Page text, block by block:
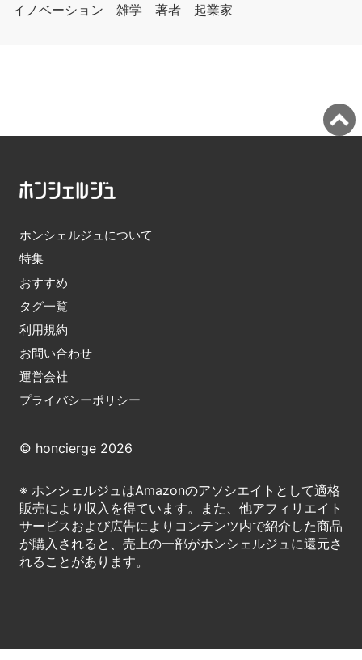
イノベーション
雑学 著者 起業家
ホンシェルジュについて
特集
おすすめ
タグ一覧
利用規約
お問い合わせ
運営会社
プライバシーポリシー
© honcierge 2026
※ ホンシェルジュはAmazonのアソシエイトとして適格
販売により収入を得ています。また、他アフィリエイト
サービスおよび広告によりコンテンツ内で紹介した商品
が購入されると、売上の一部がホンシェルジュに還元さ
れることがあります。